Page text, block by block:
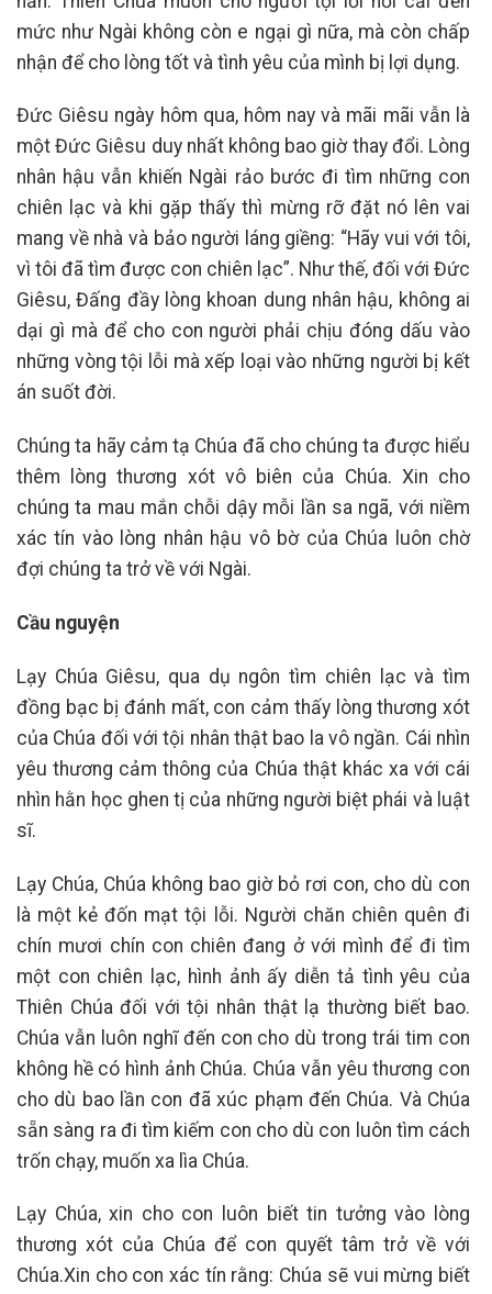
mức như Ngài không còn e ngại gì nữa, mà còn chấp
nhận để cho lòng tốt và tình yêu của mình bị lợi dụng.
Đức Giêsu ngày hôm qua, hôm nay và mãi mãi vẫn là
một Đức Giêsu duy nhất không bao giờ thay đổi. Lòng
nhân hậu vẫn khiến Ngài rảo bước đi tìm những con
chiên lạc và khi gặp thấy thì mừng rỡ đặt nó lên vai
mang về nhà và bảo người láng giềng: “Hãy vui với tôi,
vì tôi đã tìm được con chiên lạc”. Như thế, đối với Đức
Giêsu, Đấng đầy lòng khoan dung nhân hậu, không ai
dại gì mà để cho con người phải chịu đóng dấu vào
những vòng tội lỗi mà xếp loại vào những người bị kết
án suốt đời.
Chúng ta hãy cảm tạ Chúa đã cho chúng ta được hiểu
thêm lòng thương xót vô biên của Chúa. Xin cho
chúng ta mau mắn chỗi dậy mỗi lần sa ngã, với niềm
xác tín vào lòng nhân hậu vô bờ của Chúa luôn chờ
đợi chúng ta trở về với Ngài.
Cầu nguyện
Lạy Chúa Giêsu, qua dụ ngôn tìm chiên lạc và tìm
đồng bạc bị đánh mất, con cảm thấy lòng thương xót
của Chúa đối với tội nhân thật bao la vô ngần. Cái nhìn
yêu thương cảm thông của Chúa thật khác xa với cái
nhìn hằn học ghen tị của những người biệt phái và luật
sĩ.
Lạy Chúa, Chúa không bao giờ bỏ rơi con, cho dù con
là một kẻ đốn mạt tội lỗi. Người chăn chiên quên đi
chín mươi chín con chiên đang ở với mình để đi tìm
một con chiên lạc, hình ảnh ấy diễn tả tình yêu của
Thiên Chúa đối với tội nhân thật lạ thường biết bao.
Chúa vẫn luôn nghĩ đến con cho dù trong trái tim con
không hề có hình ảnh Chúa. Chúa vẫn yêu thương con
cho dù bao lần con đã xúc phạm đến Chúa. Và Chúa
sẵn sàng ra đi tìm kiếm con cho dù con luôn tìm cách
trốn chạy, muốn xa lìa Chúa.
Lạy Chúa, xin cho con luôn biết tin tưởng vào lòng
thương xót của Chúa để con quyết tâm trở về với
Chúa.Xin cho con xác tín rằng: Chúa sẽ vui mừng biết